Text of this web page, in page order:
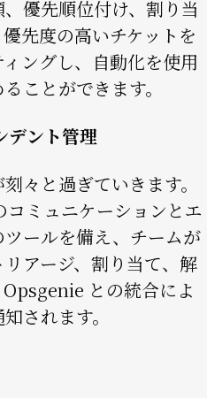
優先順位付け、割り当
先度の高いチケットを
ングし、自動化を使用
ことができます。
デント管理
々と過ぎていきます。
ミュニケーションとエ
ールを備え、チームが
アージ、割り当て、解
との統合によ
されます。